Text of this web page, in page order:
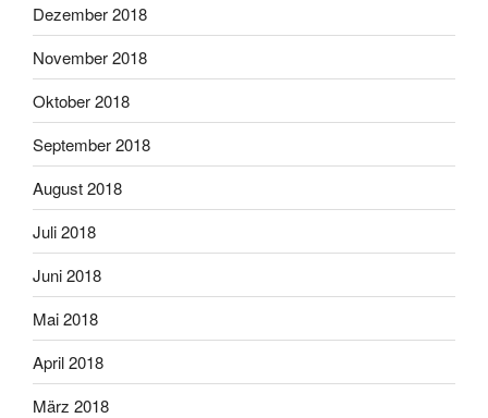
Dezember 2018
November 2018
Oktober 2018
September 2018
August 2018
Juli 2018
Juni 2018
Mai 2018
April 2018
März 2018